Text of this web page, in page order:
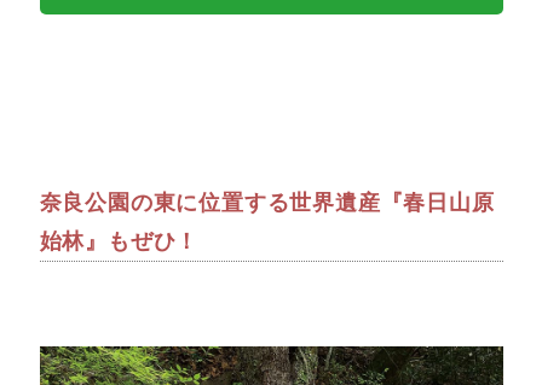
奈良公園の東に位置する世界遺産『春日山原
始林』もぜひ！